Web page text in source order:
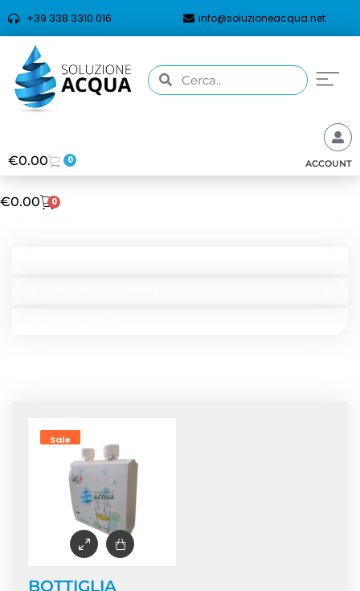
+39 338 3310 016 info@soluzioneacqua.net
€0.00 0 ACCOUNT
€0.00 0
Sale
BOTTIGLIA